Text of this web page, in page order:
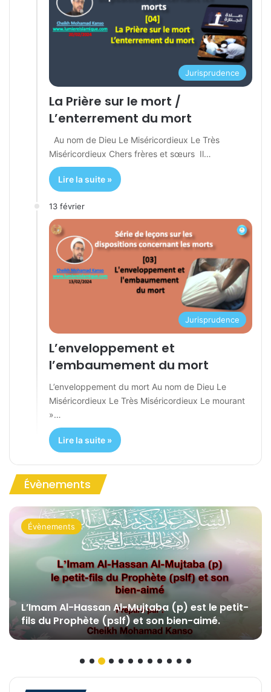
Jurisprudence
La Prière sur le mort /
L’enterrement du mort
Au nom de Dieu Le Miséricordieux Le Très
Miséricordieux Chers frères et sœurs Il…
Lire la suite »
13 février
Jurisprudence
L’enveloppement et
l’embaumement du mort
L’enveloppement du mort Au nom de Dieu Le
Miséricordieux Le Très Miséricordieux Le mourant
»…
Lire la suite »
Évènements
Évènements
L’Imam Al-Hassan Al-Mujtaba (p) est le petit-
fils du Prophète (pslf) et son bien-aimé.